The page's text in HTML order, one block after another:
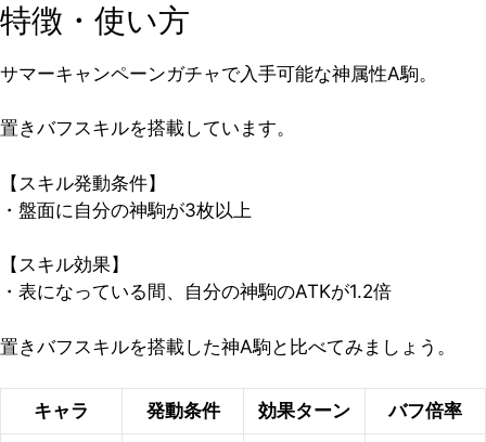
特徴・使い方
サマーキャンペーンガチャで入手可能な神属性A駒。
置きバフスキルを搭載しています。
【スキル発動条件】
・盤面に自分の神駒が3枚以上
【スキル効果】
・表になっている間、自分の神駒のATKが1.2倍
置きバフスキルを搭載した神A駒と比べてみましょう。
キャラ 発動条件 効果ターン バフ倍率